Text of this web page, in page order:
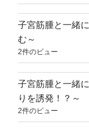
子宮筋腫と一緒
む～
2件のビュー
子宮筋腫と一緒
りを誘発！？～
2件のビュー